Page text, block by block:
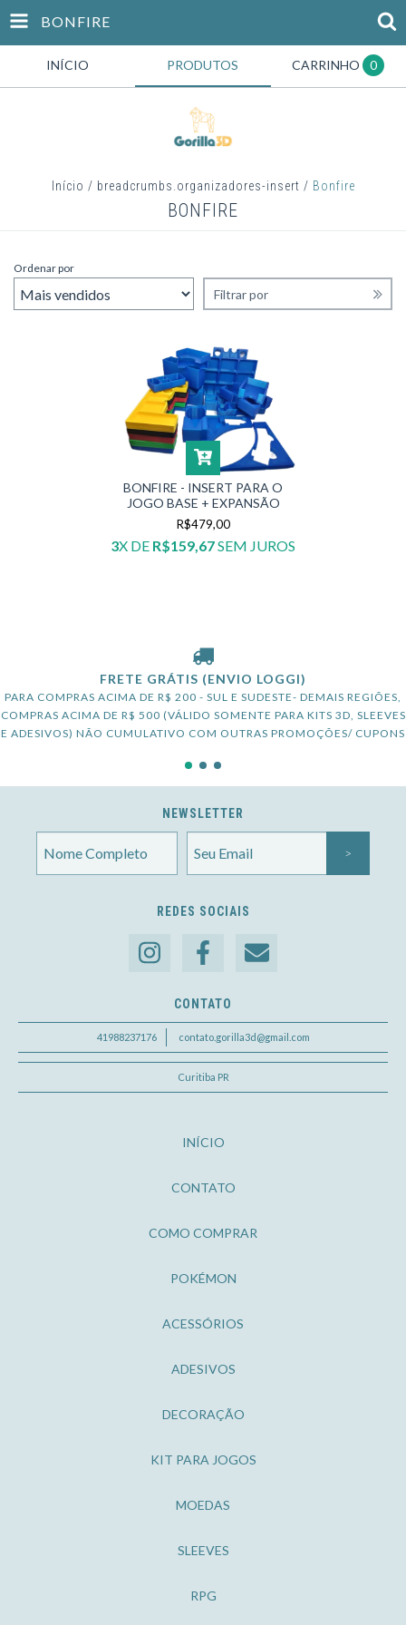
BONFIRE
INÍCIO PRODUTOS CARRINHO 0
Início / breadcrumbs.organizadores-insert / Bonfire
BONFIRE
Ordenar por
Filtrar por
BONFIRE - INSERT PARA O
JOGO BASE + EXPANSÃO
R$479,00
3X DE R$159,67SEM JUROS
FRETE GRÁTIS (ENVIO LOGGI)
PARA COMPRAS ACIMA DE R$ 200 - SUL E SUDESTE- DEMAIS REGIÕES,
COMPRAS ACIMA DE R$ 500 (VÁLIDO SOMENTE PARA KITS 3D, SLEEVES
E ADESIVOS) NÃO CUMULATIVO COM OUTRAS PROMOÇÕES/ CUPONS
NEWSLETTER
REDES SOCIAIS
CONTATO
41988237176 contato.gorilla3d@gmail.com
Curitiba PR
INÍCIO
CONTATO
COMO COMPRAR
POKÉMON
ACESSÓRIOS
ADESIVOS
DECORAÇÃO
KIT PARA JOGOS
MOEDAS
SLEEVES
RPG